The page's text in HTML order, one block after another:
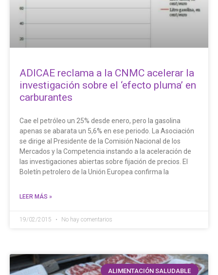
ADICAE reclama a la CNMC acelerar la
investigación sobre el ‘efecto pluma’ en
carburantes
Cae el petróleo un 25% desde enero, pero la gasolina
apenas se abarata un 5,6% en ese periodo. La Asociación
se dirige al Presidente de la Comisión Nacional de los
Mercados y la Competencia instando a la aceleración de
las investigaciones abiertas sobre fijación de precios. El
Boletín petrolero de la Unión Europea confirma la
LEER MÁS »
19/02/2015 No hay comentarios
ALIMENTACIÓN SALUDABLE